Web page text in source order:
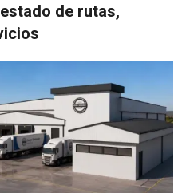
de rutas,